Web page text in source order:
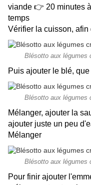
viande 👉 20 minutes
temps
Vérifier la cuisson,
Blésotto aux légumes
Puis ajouter le blé,
Blésotto aux légumes
Mélanger, ajouter la
ajouter juste un peu
Mélanger
Blésotto aux légumes
Pour finir ajouter